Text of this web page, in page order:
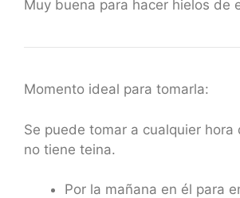
Muy buena para hacer hielos de
Momento ideal para tomarla:
Se puede tomar a cualquier hora
no tiene teina.
Por la mañana en él para